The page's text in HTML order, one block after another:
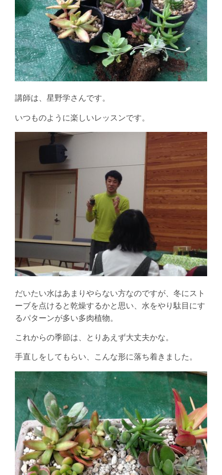
講師は、星野学さんです。
いつものように楽しいレッスンです。
だいたい水はあまりやらない方なのですが、冬にスト
ーブを点けると乾燥するかと思い、水をやり駄目にす
るパターンが多い多肉植物。
これからの季節は、とりあえず大丈夫かな。
手直しをしてもらい、こんな形に落ち着きました。